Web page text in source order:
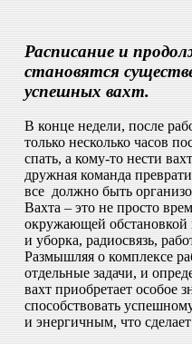
Вахта –
Расписание и
становятся
успешных вахт.
В конце недели, после
только несколько часов
спать, а кому-то нести
дружная команда
все должно быть
Вахта – это не просто
окружающей обстановкой
и уборка, радиосвязь,
Размышляя о комплексе
отдельные задачи, и
вахт приобретает особое
способствовать
и энергичным, что